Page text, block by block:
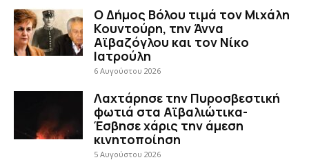
Ο Δήμος Βόλου τιμά τον Μιχάλη
Κουντούρη, την Άννα
Αϊβαζόγλου και τον Νίκο
Ιατρούλη
6 Αυγούστου 2026
Λαχτάρησε την Πυροσβεστική
φωτιά στα Αϊβαλιώτικα-
Έσβησε χάρις την άμεση
κινητοποίηση
5 Αυγούστου 2026